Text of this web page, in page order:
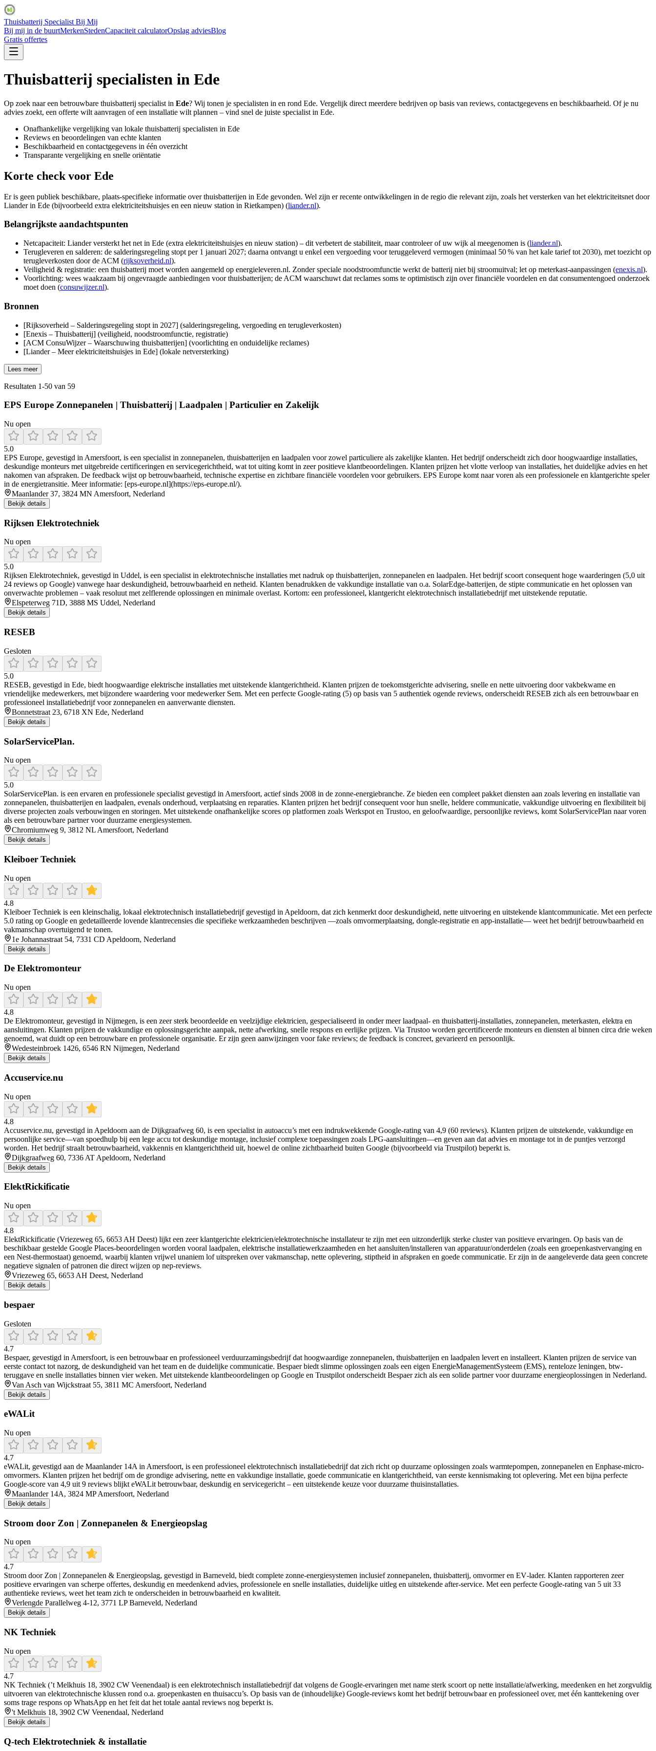
Thuisbatterij Specialist Bij Mij
Bij mij in de buurtMerkenStedenCapaciteit calculatorOpslag adviesBlog
Gratis offertes
Thuisbatterij specialisten in Ede
Op zoek naar een betrouwbare thuisbatterij specialist in Ede? Wij tonen je specialisten in en rond Ede. Vergelijk direct meerdere bedrijven op basis van reviews, contactgegevens en beschikbaarheid. Of je nu
advies zoekt, een offerte wilt aanvragen of een installatie wilt plannen – vind snel de juiste specialist in Ede.
Onafhankelijke vergelijking van lokale thuisbatterij specialisten in Ede
Reviews en beoordelingen van echte klanten
Beschikbaarheid en contactgegevens in één overzicht
Transparante vergelijking en snelle oriëntatie
Korte check voor Ede
Er is geen publiek beschikbare, plaats-specifieke informatie over thuisbatterijen in Ede gevonden. Wel zijn er recente ontwikkelingen in de regio die relevant zijn, zoals het versterken van het elektriciteitsnet door
Liander in Ede (bijvoorbeeld extra elektriciteitshuisjes en een nieuw station in Rietkampen) (liander.nl).
Belangrijkste aandachtspunten
Netcapaciteit: Liander versterkt het net in Ede (extra elektriciteitshuisjes en nieuw station) – dit verbetert de stabiliteit, maar controleer of uw wijk al meegenomen is (liander.nl).
Terugleveren en salderen: de salderingsregeling stopt per 1 januari 2027; daarna ontvangt u enkel een vergoeding voor teruggeleverd vermogen (minimaal 50 % van het kale tarief tot 2030), met toezicht op
terugleverkosten door de ACM (rijksoverheid.nl).
Veiligheid & registratie: een thuisbatterij moet worden aangemeld op energieleveren.nl. Zonder speciale noodstroomfunctie werkt de batterij niet bij stroomuitval; let op meterkast‑aanpassingen (enexis.nl).
Voorlichting: wees waakzaam bij ongevraagde aanbiedingen voor thuisbatterijen; de ACM waarschuwt dat reclames soms te optimistisch zijn over financiële voordelen en dat consumentengoed onderzoek
moet doen (consuwijzer.nl).
Bronnen
[Rijksoverheid – Salderingsregeling stopt in 2027] (salderingsregeling, vergoeding en terugleverkosten)
[Enexis – Thuisbatterij] (veiligheid, noodstroomfunctie, registratie)
[ACM ConsuWijzer – Waarschuwing thuisbatterijen] (voorlichting en onduidelijke reclames)
[Liander – Meer elektriciteitshuisjes in Ede] (lokale netversterking)
Lees meer
Resultaten 1-50 van 59
EPS Europe Zonnepanelen | Thuisbatterij | Laadpalen | Particulier en Zakelijk
Nu open
5.0
EPS Europe, gevestigd in Amersfoort, is een specialist in zonnepanelen, thuisbatterijen en laadpalen voor zowel particuliere als zakelijke klanten. Het bedrijf onderscheidt zich door hoogwaardige installaties,
deskundige monteurs met uitgebreide certificeringen en servicegerichtheid, wat tot uiting komt in zeer positieve klantbeoordelingen. Klanten prijzen het vlotte verloop van installaties, het duidelijke advies en het
nakomen van afspraken. De feedback wijst op betrouwbaarheid, technische expertise en zichtbare financiële voordelen voor gebruikers. EPS Europe komt naar voren als een professionele en klantgerichte speler
in de energietransitie. Meer informatie: [eps-europe.nl](https://eps-europe.nl/).
Maanlander 37, 3824 MN Amersfoort, Nederland
Bekijk details
Rijksen Elektrotechniek
Nu open
5.0
Rijksen Elektrotechniek, gevestigd in Uddel, is een specialist in elektrotechnische installaties met nadruk op thuisbatterijen, zonnepanelen en laadpalen. Het bedrijf scoort consequent hoge waarderingen (5,0 uit
24 reviews op Google) vanwege haar deskundigheid, betrouwbaarheid en netheid. Klanten benadrukken de vakkundige installatie van o.a. SolarEdge-batterijen, de stipte communicatie en het oplossen van
onverwachte problemen – vaak resoluut met zelflerende oplossingen en minimale overlast. Kortom: een professioneel, klantgericht elektrotechnisch installatiebedrijf met uitstekende reputatie.
Elspeterweg 71D, 3888 MS Uddel, Nederland
Bekijk details
RESEB
Gesloten
5.0
RESEB, gevestigd in Ede, biedt hoogwaardige elektrische installaties met uitstekende klantgerichtheid. Klanten prijzen de toekomstgerichte advisering, snelle en nette uitvoering door vakbekwame en
vriendelijke medewerkers, met bijzondere waardering voor medewerker Sem. Met een perfecte Google-rating (5) op basis van 5 authentiek ogende reviews, onderscheidt RESEB zich als een betrouwbaar en
professioneel installatiebedrijf voor zonnepanelen en aanverwante diensten.
Bonnetstraat 23, 6718 XN Ede, Nederland
Bekijk details
SolarServicePlan.
Nu open
5.0
SolarServicePlan. is een ervaren en professionele specialist gevestigd in Amersfoort, actief sinds 2008 in de zonne-energiebranche. Ze bieden een compleet pakket diensten aan zoals levering en installatie van
zonnepanelen, thuisbatterijen en laadpalen, evenals onderhoud, verplaatsing en reparaties. Klanten prijzen het bedrijf consequent voor hun snelle, heldere communicatie, vakkundige uitvoering en flexibiliteit bij
diverse projecten zoals verbouwingen en storingen. Met uitstekende onafhankelijke scores op platformen zoals Werkspot en Trustoo, en geloofwaardige, persoonlijke reviews, komt SolarServicePlan naar voren
als een betrouwbare partner voor duurzame energiesystemen.
Chromiumweg 9, 3812 NL Amersfoort, Nederland
Bekijk details
Kleiboer Techniek
Nu open
4.8
Kleiboer Techniek is een kleinschalig, lokaal elektrotechnisch installatiebedrijf gevestigd in Apeldoorn, dat zich kenmerkt door deskundigheid, nette uitvoering en uitstekende klantcommunicatie. Met een perfecte
5.0 rating op Google en gedetailleerde lovende klantrecensies die specifieke werkzaamheden beschrijven —zoals omvormerplaatsing, dongle-registratie en app‑installatie— weet het bedrijf betrouwbaarheid en
vakmanschap overtuigend te tonen.
1e Johannastraat 54, 7331 CD Apeldoorn, Nederland
Bekijk details
De Elektromonteur
Nu open
4.8
De Elektromonteur, gevestigd in Nijmegen, is een zeer sterk beoordeelde en veelzijdige elektricien, gespecialiseerd in onder meer laadpaal- en thuisbatterij-installaties, zonnepanelen, meterkasten, elektra en
aansluitingen. Klanten prijzen de vakkundige en oplossingsgerichte aanpak, nette afwerking, snelle respons en eerlijke prijzen. Via Trustoo worden gecertificeerde monteurs en diensten al binnen circa drie weken
genoemd, wat duidt op een betrouwbare en professionele organisatie. Er zijn geen aanwijzingen voor fake reviews; de feedback is concreet, gevarieerd en persoonlijk.
Wedesteinbroek 1426, 6546 RN Nijmegen, Nederland
Bekijk details
Accuservice.nu
Nu open
4.8
Accuservice.nu, gevestigd in Apeldoorn aan de Dijkgraafweg 60, is een specialist in autoaccu’s met een indrukwekkende Google-rating van 4,9 (60 reviews). Klanten prijzen de uitstekende, vakkundige en
persoonlijke service—van spoedhulp bij een lege accu tot deskundige montage, inclusief complexe toepassingen zoals LPG-aansluitingen—en geven aan dat advies en montage tot in de puntjes verzorgd
worden. Het bedrijf straalt betrouwbaarheid, vakkennis en klantgerichtheid uit, hoewel de online zichtbaarheid buiten Google (bijvoorbeeld via Trustpilot) beperkt is.
Dijkgraafweg 60, 7336 AT Apeldoorn, Nederland
Bekijk details
ElektRickificatie
Nu open
4.8
ElektRickificatie (Vriezeweg 65, 6653 AH Deest) lijkt een zeer klantgerichte elektricien/elektrotechnische installateur te zijn met een uitzonderlijk sterke cluster van positieve ervaringen. Op basis van de
beschikbaar gestelde Google Places-beoordelingen worden vooral laadpalen, elektrische installatiewerkzaamheden en het aansluiten/installeren van apparatuur/onderdelen (zoals een groepenkastvervanging en
een Nest-thermostaat) genoemd, waarbij klanten vrijwel unaniem lof uitspreken over vakmanschap, nette oplevering, stiptheid in afspraken en goede communicatie. Er zijn in de aangeleverde data geen concrete
negatieve signalen of patronen die direct wijzen op nep-reviews.
Vriezeweg 65, 6653 AH Deest, Nederland
Bekijk details
bespaer
Gesloten
4.7
Bespaer, gevestigd in Amersfoort, is een betrouwbaar en professioneel verduurzamingsbedrijf dat hoogwaardige zonnepanelen, thuisbatterijen en laadpalen levert en installeert. Klanten prijzen de service van
eerste contact tot nazorg, de deskundigheid van het team en de duidelijke communicatie. Bespaer biedt slimme oplossingen zoals een eigen EnergieManagementSysteem (EMS), renteloze leningen, btw-
teruggave en snelle installaties binnen vier weken. Met uitstekende klantbeoordelingen op Google en Trustpilot onderscheidt Bespaer zich als een solide partner voor duurzame energieoplossingen in Nederland.
Van Asch van Wijckstraat 55, 3811 MC Amersfoort, Nederland
Bekijk details
eWALit
Nu open
4.7
eWALit, gevestigd aan de Maanlander 14A in Amersfoort, is een professioneel elektrotechnisch installatiebedrijf dat zich richt op duurzame oplossingen zoals warmtepompen, zonnepanelen en Enphase-micro-
omvormers. Klanten prijzen het bedrijf om de grondige advisering, nette en vakkundige installatie, goede communicatie en klantgerichtheid, van eerste kennismaking tot oplevering. Met een bijna perfecte
Google-score van 4,9 uit 9 reviews blijkt eWALit betrouwbaar, deskundig en servicegericht – een uitstekende keuze voor duurzame thuisinstallaties.
Maanlander 14A, 3824 MP Amersfoort, Nederland
Bekijk details
Stroom door Zon | Zonnepanelen & Energieopslag
Nu open
4.7
Stroom door Zon | Zonnepanelen & Energieopslag, gevestigd in Barneveld, biedt complete zonne-energiesystemen inclusief zonnepanelen, thuisbatterij, omvormer en EV‑lader. Klanten rapporteren zeer
positieve ervaringen van scherpe offertes, deskundig en meedenkend advies, professionele en snelle installaties, duidelijke uitleg en uitstekende after‑service. Met een perfecte Google‑rating van 5 uit 33
authentieke reviews, weet het team zich te onderscheiden in betrouwbaarheid en kwaliteit.
Verlengde Parallelweg 4-12, 3771 LP Barneveld, Nederland
Bekijk details
NK Techniek
Nu open
4.7
NK Techniek (’t Melkhuis 18, 3902 CW Veenendaal) is een elektrotechnisch installatiebedrijf dat volgens de Google-ervaringen met name sterk scoort op nette installatie/afwerking, meedenken en het zorgvuldig
uitvoeren van elektrotechnische klussen rond o.a. groepenkasten en thuisaccu’s. Op basis van de (inhoudelijke) Google-reviews komt het bedrijf betrouwbaar en professioneel over, met één kanttekening over
soms trage respons op WhatsApp en het feit dat het totale aantal reviews nog beperkt is.
't Melkhuis 18, 3902 CW Veenendaal, Nederland
Bekijk details
Q-tech Elektrotechniek & installatie